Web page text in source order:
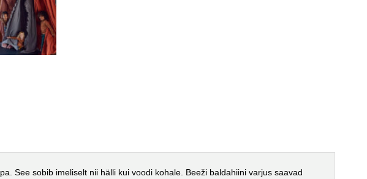
See sobib imeliselt nii hälli kui voodi kohale. Beeži baldahiini varjus saavad